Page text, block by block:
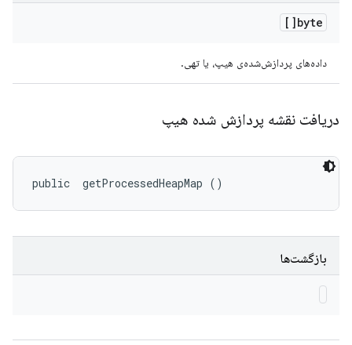
byte[]
داده‌های پردازش‌شده‌ی هیپ، یا تهی.
دریافت نقشه پردازش شده هیپ
public getProcessedHeapMap ()
بازگشت‌ها